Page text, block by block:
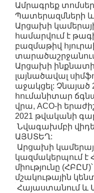
Ամրագրեք տոմսեր
Պատերազմների
Արցախի
համարվում է
բազմաթիվ
Արցախի
լայնածավալ
աջակցել: Չնայած
հումանիտար
վրա, ACO-ի
2021 թվականի
Նվագախմբի
ԱՅՍՏԵՂ:
Արցախի
կազմակերպում է
միությունը
մշակութային
Հայաստանում և